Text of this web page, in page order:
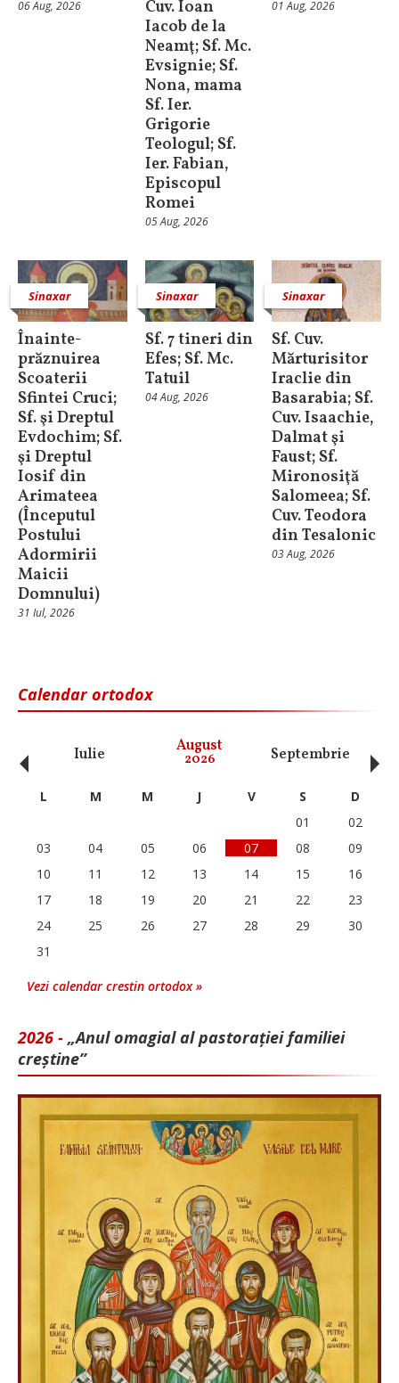
06 Aug, 2026
Cuv. Ioan
Iacob de la
Neamţ; Sf. Mc.
Evsignie; Sf.
Nona, mama
Sf. Ier.
Grigorie
Teologul; Sf.
Ier. Fabian,
Episcopul
Romei
05 Aug, 2026
01 Aug, 2026
Sinaxar
Înainte-
prăznuirea
Scoaterii
Sfintei Cruci;
Sf. şi Dreptul
Evdochim; Sf.
şi Dreptul
Iosif din
Arimateea
(Începutul
Postului
Adormirii
Maicii
Domnului)
31 Iul, 2026
Sinaxar
Sf. 7 tineri din
Efes; Sf. Mc.
Tatuil
04 Aug, 2026
Sinaxar
Sf. Cuv.
Mărturisitor
Iraclie din
Basarabia; Sf.
Cuv. Isaachie,
Dalmat şi
Faust; Sf.
Mironosiţă
Salomeea; Sf.
Cuv. Teodora
din Tesalonic
03 Aug, 2026
Calendar ortodox
Iulie August
2026 Septembrie
‹ L M M J V S
D
01
02
03
04 05 06 07 08
09
10
11 12 13 14 15
16
17
18 19 20 21 22
23
24
25 26 27 28 29
30
31
Vezi calendar crestin ortodox »
2026 - „Anul omagial al pastorației familiei
creștine”